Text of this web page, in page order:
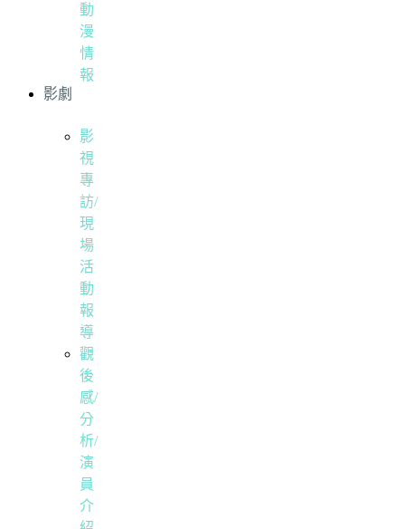
動
漫
情
報
影劇
影
視
專
訪/
現
場
活
動
報
導
觀
後
感/
分
析/
演
員
介